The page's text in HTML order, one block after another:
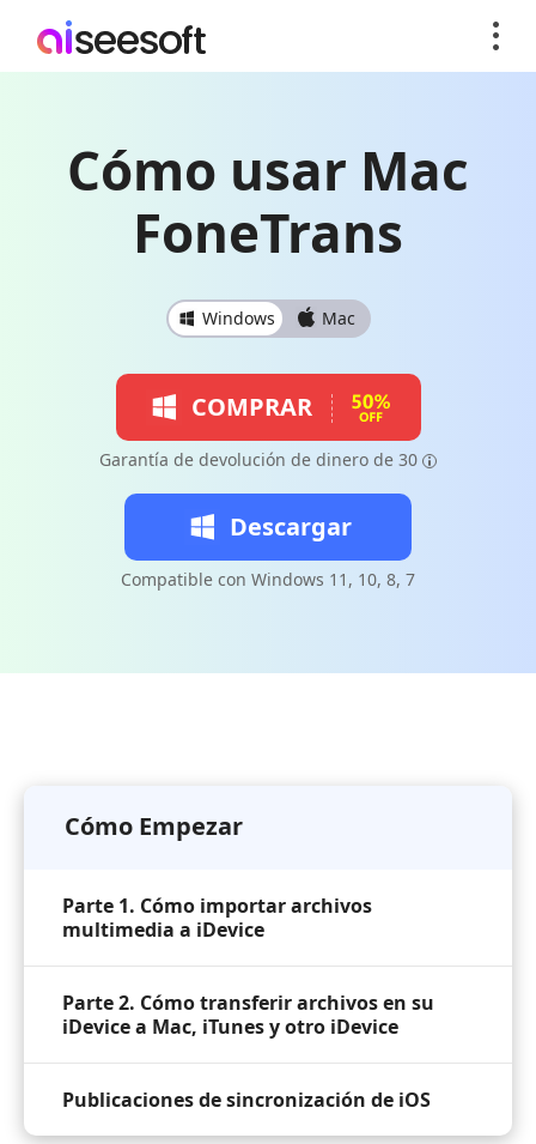
Cómo usar Mac
FoneTrans
Windows Mac
COMPRAR
Garantía de devolución de dinero de 30
Descargar
Compatible con Windows 11, 10, 8, 7
Cómo Empezar
Parte 1. Cómo importar archivos
multimedia a iDevice
Parte 2. Cómo transferir archivos en su
iDevice a Mac, iTunes y otro iDevice
Publicaciones de sincronización de iOS